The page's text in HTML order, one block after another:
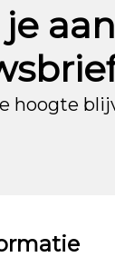
hoogte